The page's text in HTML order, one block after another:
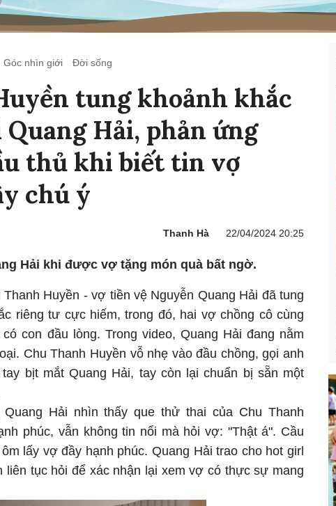
Góc nhìn giới Đời sống
tung khoảnh khắc
Hải, phản ứng
thủ khi biết tin vợ
chú ý
Thanh Hà 22/04/2024 20:25
Hải khi được vợ tặng món quà bất ngờ.
Huyền - vợ tiền vệ Nguyễn Quang Hải đã tung
riêng tư cực hiếm, trong đó, hai vợ chồng cô cùng
con đầu lòng. Trong video, Quang Hải đang nằm
Chu Thanh Huyền vỗ nhẹ vào đầu chồng, gọi anh
bịt mắt Quang Hải, tay còn lại chuẩn bị sẵn một
Hải nhìn thấy que thử thai của Chu Thanh
phúc, vẫn không tin nổi mà hỏi vợ: "Thật á". Cầu
lấy vợ đầy hạnh phúc. Quang Hải trao cho hot girl
liên tục hỏi để xác nhận lại xem vợ có thực sự mang